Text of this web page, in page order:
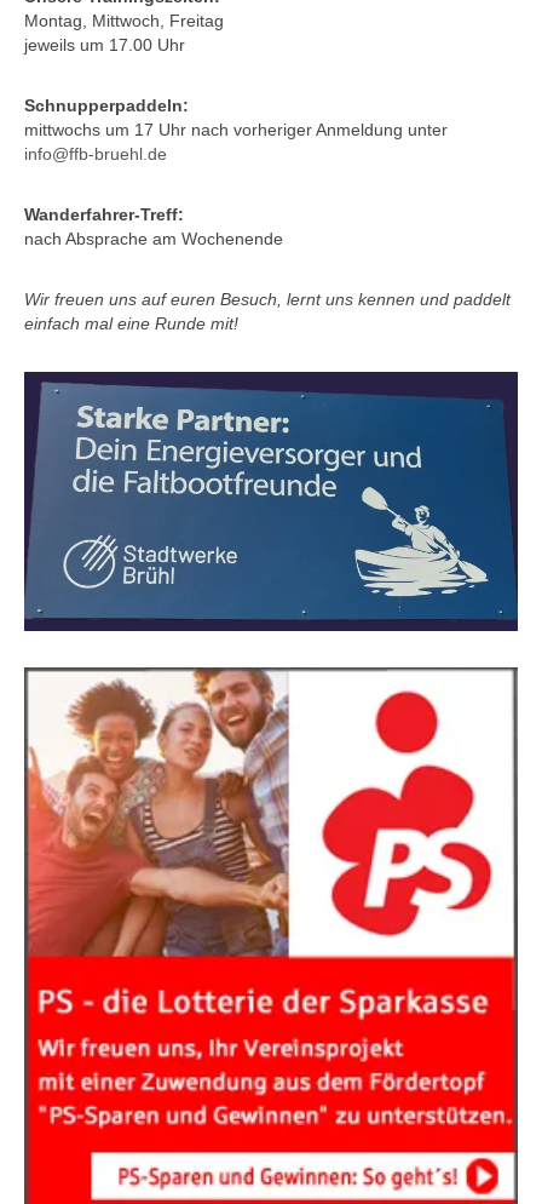
Montag, Mittwoch, Freitag
jeweils um 17.00 Uhr
Schnupperpaddeln:
mittwochs um 17 Uhr nach vorheriger Anmeldung unter
info@ffb-bruehl.de
Wanderfahrer-Treff:
nach Absprache am Wochenende
Wir freuen uns auf euren Besuch, lernt uns kennen und paddelt
einfach mal eine Runde mit!